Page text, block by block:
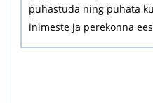
puhastuda ning puhata
inimeste ja perekonna